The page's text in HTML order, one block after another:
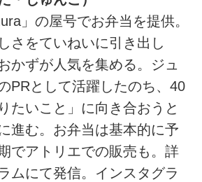
」の屋号でお弁当を提供。
さをていねいに引き出し
かずが人気を集める。ジュ
PRとして活躍したのち、40
たいこと」に向き合おうと
進む。お弁当は基本的に予
でアトリエでの販売も。詳
ムにて発信。インスタグラ